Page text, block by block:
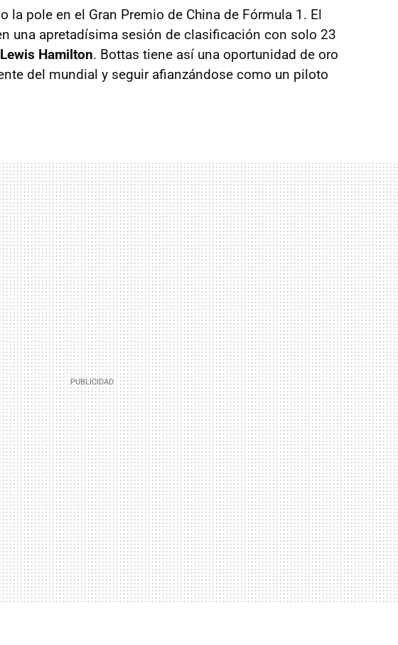
la pole en el Gran Premio de China de Fórmula 1. El
una apretadísima sesión de clasificación con solo 23
Lewis Hamilton. Bottas tiene así una oportunidad de oro
del mundial y seguir afianzándose como un piloto